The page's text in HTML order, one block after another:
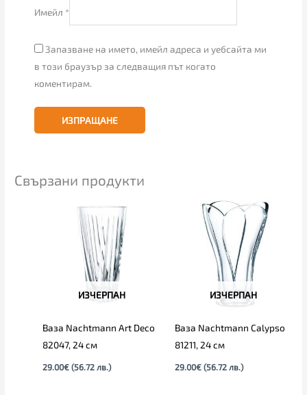
Имейл *
Запазване на името, имейл адреса и уебсайта ми
в този браузър за следващия път когато
коментирам.
Свързани продукти
ИЗЧЕРПАН
Ваза Nachtmann Art Deco
82047, 24 см
29.00€ (56.72 лв.)
ИЗЧЕРПАН
Ваза Nachtmann Calypso
81211, 24 см
29.00€ (56.72 лв.)